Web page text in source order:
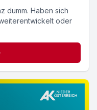
dumm. Haben sich
oder